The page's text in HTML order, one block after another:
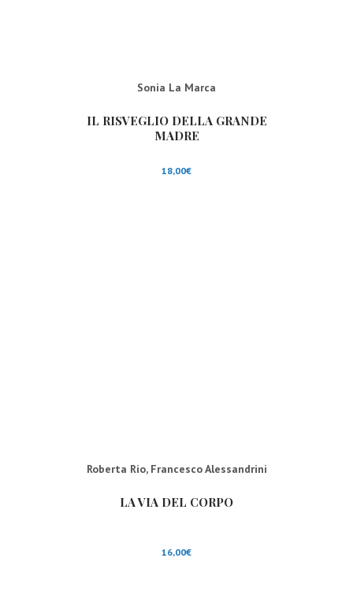
Sonia La Marca
IL RISVEGLIO DELLA GRANDE
MADRE
18,00€
Roberta Rio, Francesco Alessandrini
LA VIA DEL CORPO
16,00€